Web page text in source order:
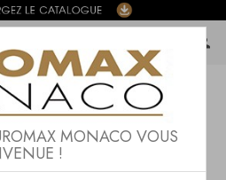
MONACO VOUS
!